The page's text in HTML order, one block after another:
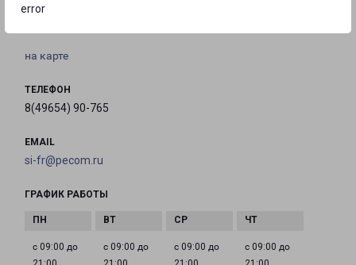
error
на карте
ТЕЛЕФОН
8(49654) 90-765
EMAIL
si-fr@pecom.ru
ГРАФИК РАБОТЫ
с 09:00 до
с 09:00 до
с 09:00 до
с 09:00 до